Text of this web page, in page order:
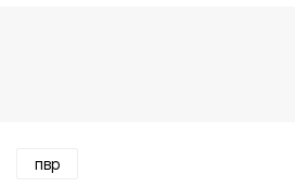
пвр